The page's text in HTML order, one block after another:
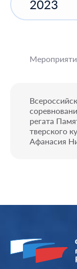
2023
регата
тверского
Афанасия